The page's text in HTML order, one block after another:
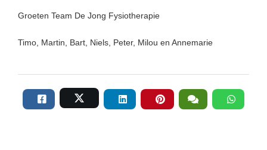
Groeten Team De Jong Fysiotherapie
Timo, Martin, Bart, Niels, Peter, Milou en Annemarie